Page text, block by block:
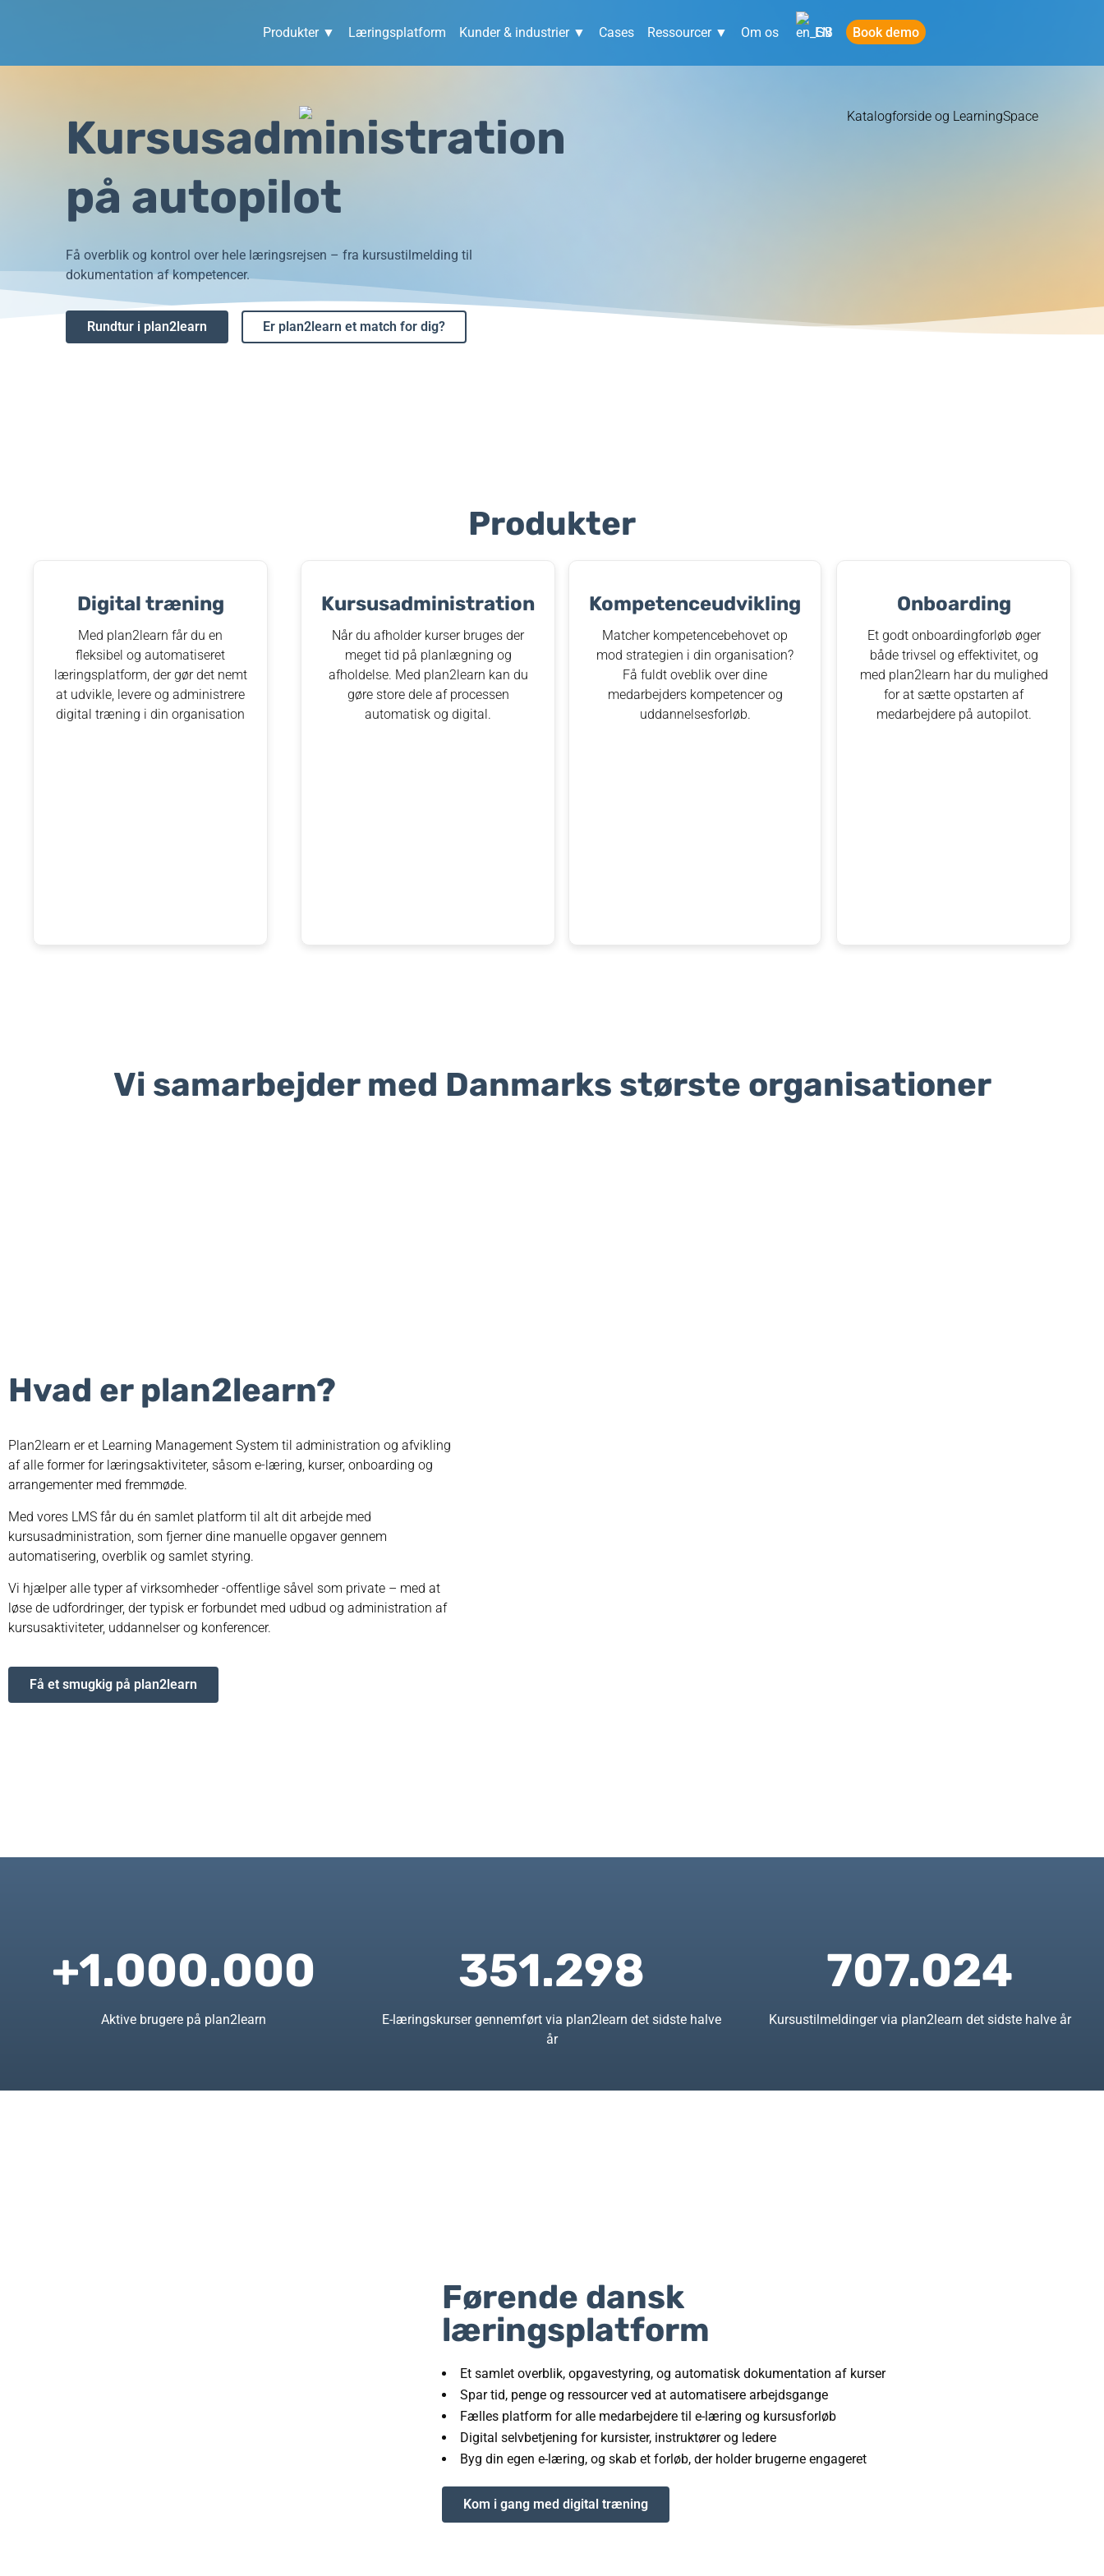
Produkter ▼ Læringsplatform Kunder & industrier ▼ Cases Ressourcer ▼ Om os EN Book demo
Kursusadministration
på autopilot
Få overblik og kontrol over hele læringsrejsen – fra kursustilmelding til
dokumentation af kompetencer.
Rundtur i plan2learn Er plan2learn et match for dig?
Produkter
Digital træning​
Med plan2learn får du en
fleksibel og automatiseret
læringsplatform, der gør det nemt
at udvikle, levere og administrere
digital træning i din organisation
Kursusadministration
Når du afholder kurser bruges der
meget tid på planlægning og
afholdelse. Med plan2learn kan du
gøre store dele af processen
automatisk og digital.
Kompetenceudvikling
Matcher kompetencebehovet op
mod strategien i din organisation?
Få fuldt oveblik over dine
medarbejders kompetencer og
uddannelsesforløb.
Onboarding
Et godt onboardingforløb øger
både trivsel og effektivitet, og
med plan2learn har du mulighed
for at sætte opstarten af
medarbejdere på autopilot.
Vi samarbejder med Danmarks største organisationer
Hvad er plan2learn?
Plan2learn er et Learning Management System til administration og afvikling
af alle former for læringsaktiviteter, såsom e-læring, kurser, onboarding og
arrangementer med fremmøde.
Med vores LMS får du én samlet platform til alt dit arbejde med
kursusadministration, som fjerner dine manuelle opgaver gennem
automatisering, overblik og samlet styring.
Vi hjælper alle typer af virksomheder -offentlige såvel som private – med at
løse de udfordringer, der typisk er forbundet med udbud og administration af
kursusaktiviteter, uddannelser og konferencer.
Få et smugkig på plan2learn
+1.000.000
Aktive brugere på plan2learn
351.298
E-læringskurser gennemført via plan2learn det sidste halve
år
707.024
Kursustilmeldinger via plan2learn det sidste halve år
Førende dansk
læringsplatform
Et samlet overblik, opgavestyring, og automatisk dokumentation af kurser
Spar tid, penge og ressourcer ved at automatisere arbejdsgange
Fælles platform for alle medarbejdere til e-læring og kursusforløb
Digital selvbetjening for kursister, instruktører og ledere
Byg din egen e-læring, og skab et forløb, der holder brugerne engageret
Kom i gang med digital træning